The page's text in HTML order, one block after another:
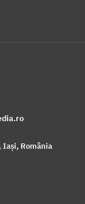
Iași, România